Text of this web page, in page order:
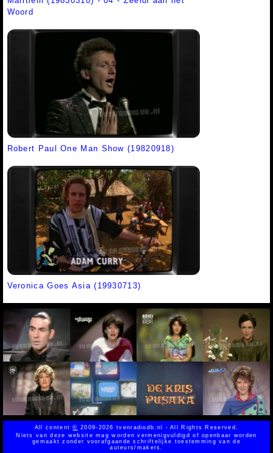
Woord
Robert Paul One Man Show (19820918)
Veronica Goes Asia (19930713)
All content© 2009-2026 tvenradiodb.nl - All Rights Reserved.
Niets van deze website mag worden vermenigvuldigd of openbaar worden
gemaakt zonder voorafgaande schriftelijke toestemming van de
auteurs/makers.